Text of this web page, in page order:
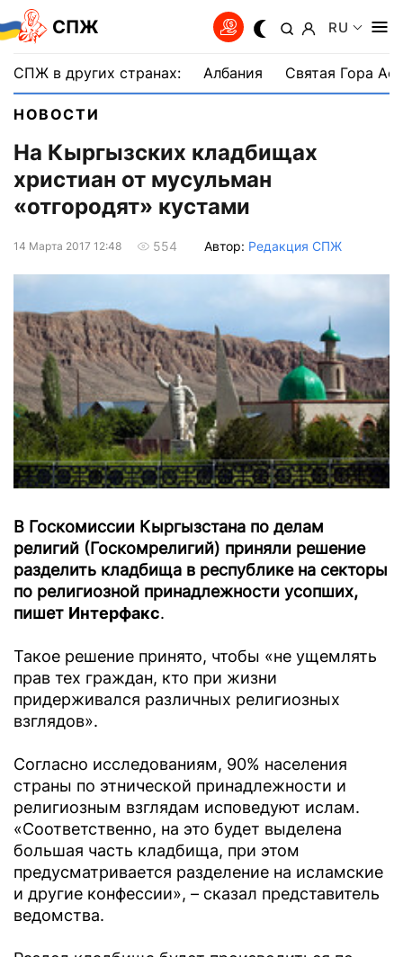
СПЖ RU
СПЖ в других странах: Албания Святая Гора
НОВОСТИ
На Кыргызских кладбищах
христиан от мусульман
«отгородят» кустами
14 Марта 2017 12:48 554 Автор: Редакция СПЖ
В Госкомиссии Кыргызстана по делам
религий (Госкомрелигий) приняли решение
разделить кладбища в республике на секторы
по религиозной принадлежности усопших,
пишет Интерфакс.
Такое решение принято, чтобы «не ущемлять
прав тех граждан, кто при жизни
придерживался различных религиозных
взглядов».
Согласно исследованиям, 90% населения
страны по этнической принадлежности и
религиозным взглядам исповедуют ислам.
«Соответственно, на это будет выделена
большая часть кладбища, при этом
предусматривается разделение на исламские
и другие конфессии», – сказал представитель
ведомства.